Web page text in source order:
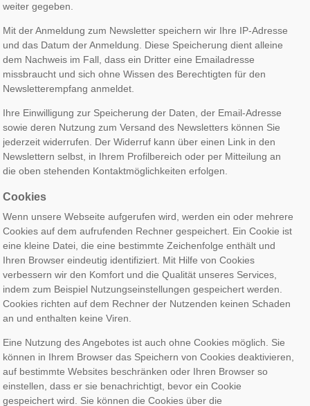
weiter gegeben.
Mit der Anmeldung zum Newsletter speichern wir Ihre IP-Adresse
und das Datum der Anmeldung. Diese Speicherung dient alleine
dem Nachweis im Fall, dass ein Dritter eine Emailadresse
missbraucht und sich ohne Wissen des Berechtigten für den
Newsletterempfang anmeldet.
Ihre Einwilligung zur Speicherung der Daten, der Email-Adresse
sowie deren Nutzung zum Versand des Newsletters können Sie
jederzeit widerrufen. Der Widerruf kann über einen Link in den
Newslettern selbst, in Ihrem Profilbereich oder per Mitteilung an
die oben stehenden Kontaktmöglichkeiten erfolgen.
Cookies
Wenn unsere Webseite aufgerufen wird, werden ein oder mehrere
Cookies auf dem aufrufenden Rechner gespeichert. Ein Cookie ist
eine kleine Datei, die eine bestimmte Zeichenfolge enthält und
Ihren Browser eindeutig identifiziert. Mit Hilfe von Cookies
verbessern wir den Komfort und die Qualität unseres Services,
indem zum Beispiel Nutzungseinstellungen gespeichert werden.
Cookies richten auf dem Rechner der Nutzenden keinen Schaden
an und enthalten keine Viren.
Eine Nutzung des Angebotes ist auch ohne Cookies möglich. Sie
können in Ihrem Browser das Speichern von Cookies deaktivieren,
auf bestimmte Websites beschränken oder Ihren Browser so
einstellen, dass er sie benachrichtigt, bevor ein Cookie
gespeichert wird. Sie können die Cookies über die